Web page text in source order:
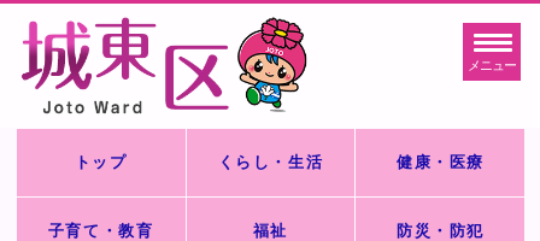
メニュー
トップ くらし・生活 健康・医療
子育て・教育 福祉 防災・防犯